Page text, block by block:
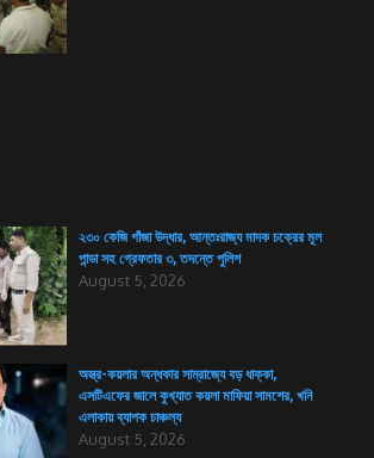
২৩০ কেজি গাঁজা উদ্ধার, আন্তঃরাজ্য মাদক চক্রের মূল
পান্ডা সহ গ্রেফতার ৩, তদন্তে পুলিশ
August 5, 2026
অস্ত্র-কয়লার অন্ধকার সাম্রাজ্যে বড় ধাক্কা,
এসটিএফের জালে কুখ্যাত কয়লা মাফিয়া সামশের, খনি
এলাকায় ব্যাপক চাঞ্চল্য
August 5, 2026